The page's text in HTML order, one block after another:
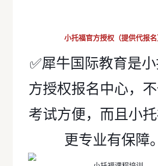
小托福官方授权（提供代报名
✅犀牛国际教育是
方授权报名中心，
考试方便，而且小
更专业有保障。